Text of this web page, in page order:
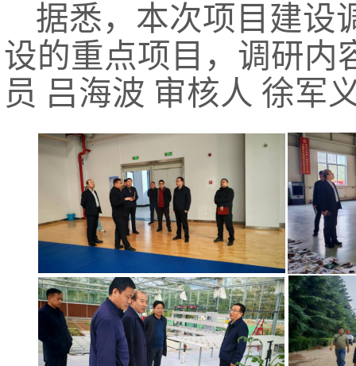
据悉，本次项目建设
设的重点项目，调研内
员 吕海波 审核人 徐军